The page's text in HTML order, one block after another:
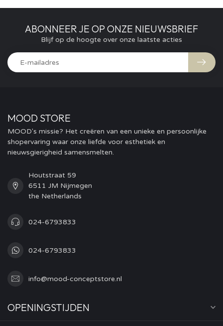
ABONNEER JE OP ONZE NIEUWSBRIEF
Blijf op de hoogte over onze laatste acties
MOOD STORE
MOOD's missie? Het creëren van een unieke en persoonlijke
shopervaring waar onze liefde voor esthetiek en
nieuwsgierigheid samensmelten.
Houtstraat 59
6511 JM Nijmegen
the Netherlands
024-6793833
024-6793833
info@mood-conceptstore.nl
OPENINGSTIJDEN